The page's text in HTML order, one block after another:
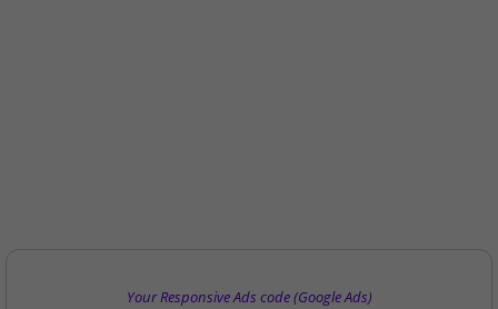
Your Responsive Ads code (Google Ads)